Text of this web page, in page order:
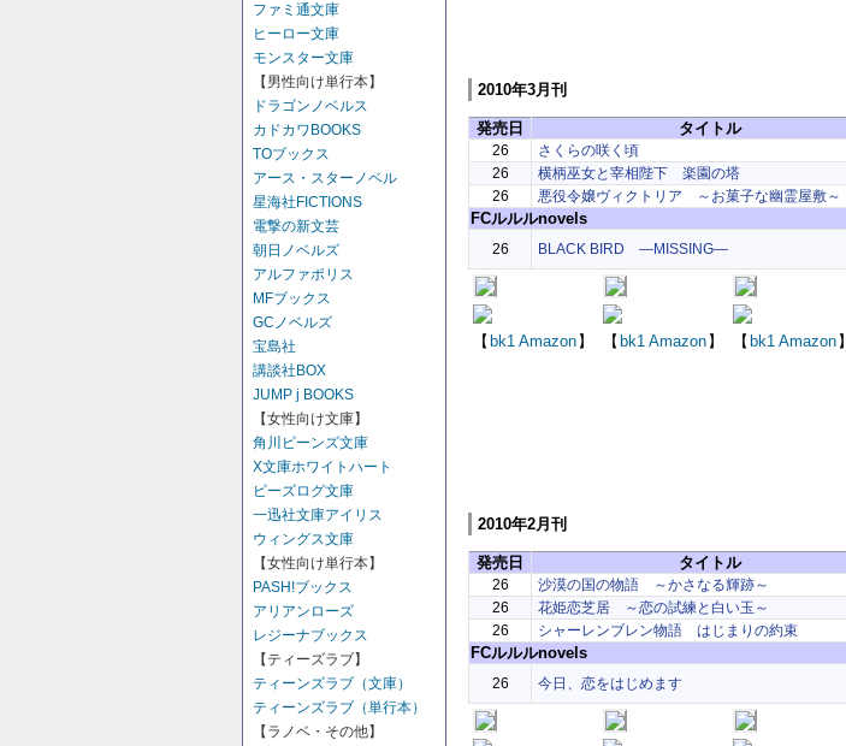
ファミ通文庫
ヒーロー文庫
モンスター文庫
【男性向け単行本】
ドラゴンノベルス
カドカワBOOKS
TOブックス
アース・スターノベル
星海社FICTIONS
電撃の新文芸
朝日ノベルズ
アルファポリス
MFブックス
GCノベルズ
宝島社
講談社BOX
JUMP j BOOKS
【女性向け文庫】
角川ビーンズ文庫
X文庫ホワイトハート
ビーズログ文庫
一迅社文庫アイリス
ウィングス文庫
【女性向け単行本】
PASH!ブックス
アリアンローズ
レジーナブックス
【ティーズラブ】
ティーンズラブ（文庫）
ティーンズラブ（単行本）
【ラノベ・その他】
2010年3月刊
発売日 タイトル
26 さくらの咲く頃
26
横柄巫女と宰相陛下 楽園の塔
26
悪役令嬢ヴィクトリア ～お菓子な幽霊屋敷～
FCルルルnovels
26 BLACK BIRD ―MISSING―
【 bk1 Amazon 】 【 bk1 Amazon 】 【 bk1 Amazon 】
2010年2月刊
発売日 タイトル
26 沙漠の国の物語 ～かさなる輝跡～
26
花姫恋芝居 ～恋の試練と白い玉～
26
シャーレンブレン物語 はじまりの約束
FCルルルnovels
26 今日、恋をはじめます